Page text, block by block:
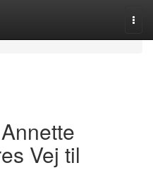
Vej til